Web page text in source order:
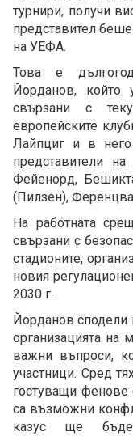
турнири, получи
представител беше
на УЕФА.
Това е
Йорданов, който
свързани с
европейските
Лайпциг и в него
представители
Фейенорд,
(Пилзен),
На работната
свързани с
стадионите,
новия
2030 г.
Йорданов сподели
организацията на
важни въпроси,
участници. Сред
гостуващи фенове
са възможни
казус ще бъде